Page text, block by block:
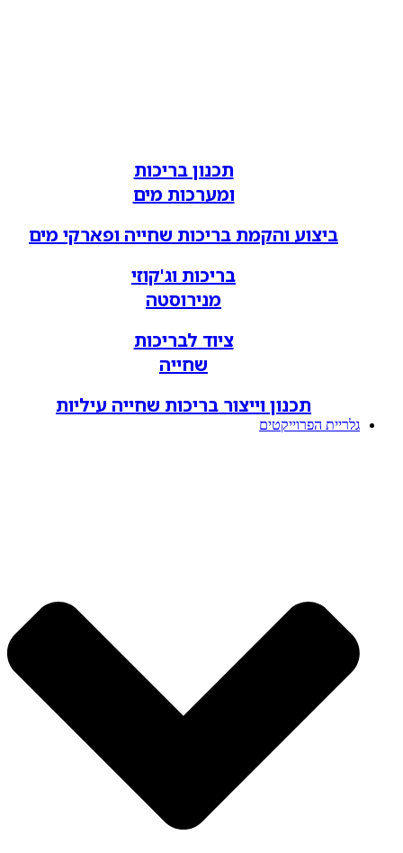
תכנון בריכות
ומערכות מים
ביצוע והקמת בריכות שחייה ופארקי מים
בריכות וג'קוזי
מנירוסטה
ציוד לבריכות
שחייה
תכנון וייצור בריכות שחייה עיליות
גלריית הפרוייקטים